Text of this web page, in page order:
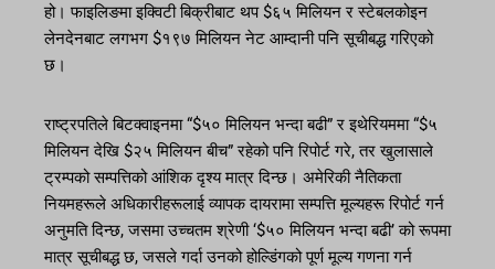
हो। फाइलिङमा इक्विटी बिक्रीबाट थप $६५ मिलियन र स्टेबलकोइन
लेनदेनबाट लगभग $१९७ मिलियन नेट आम्दानी पनि सूचीबद्ध गरिएको
छ।
राष्ट्रपतिले बिटक्वाइनमा “$५० मिलियन भन्दा बढी” र इथेरियममा “$५
मिलियन देखि $२५ मिलियन बीच” रहेको पनि रिपोर्ट गरे, तर खुलासाले
ट्रम्पको सम्पत्तिको आंशिक दृश्य मात्र दिन्छ। अमेरिकी नैतिकता
नियमहरूले अधिकारीहरूलाई व्यापक दायरामा सम्पत्ति मूल्यहरू रिपोर्ट गर्न
अनुमति दिन्छ, जसमा उच्चतम श्रेणी ‘$५० मिलियन भन्दा बढी’ को रूपमा
मात्र सूचीबद्ध छ, जसले गर्दा उनको होल्डिंगको पूर्ण मूल्य गणना गर्न